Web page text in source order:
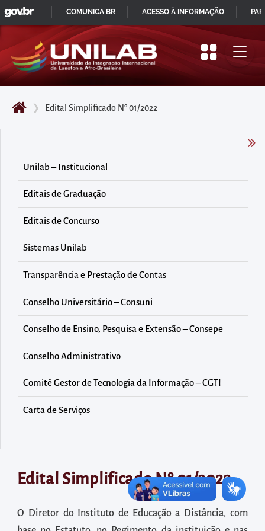
Pular
para
início
do
principal
Acessar
diretamente
o
Acessar
diretamente
área
para
realizar
buscas
internas
Acessar
no
❯ Edital Simplificado Nº 01/2022
Edital Simplificado Nº 01/2022
O Diretor do Instituto de Educação a Distância, com
Unilab – Institucional
Editais de Graduação
Editais de Concurso
Sistemas Unilab
Transparência e Prestação de Contas
Conselho Universitário – Consuni
Conselho de Ensino, Pesquisa e Extensão – Consepe
Conselho Administrativo
Comitê Gestor de Tecnologia da Informação – CGTI
Carta de Serviços
IR
PARA
CONTEÚDO
GOVBR
COMUNICA BR ACESSO À INFORMAÇÃO